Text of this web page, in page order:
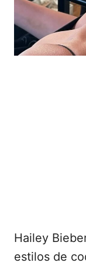
Hailey
estilos de